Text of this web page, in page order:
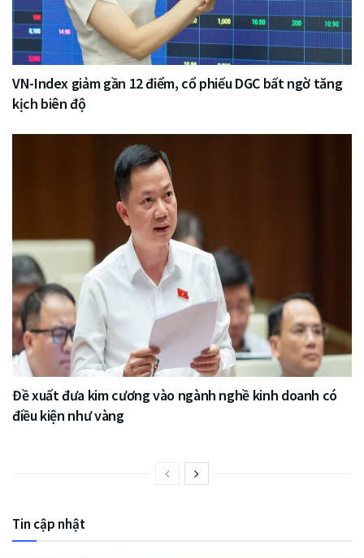
VN-Index giảm gần 12 điểm, cổ phiếu DGC bất ngờ tăng
kịch biên độ
Đề xuất đưa kim cương vào ngành nghề kinh doanh có
điều kiện như vàng
Tin cập nhật